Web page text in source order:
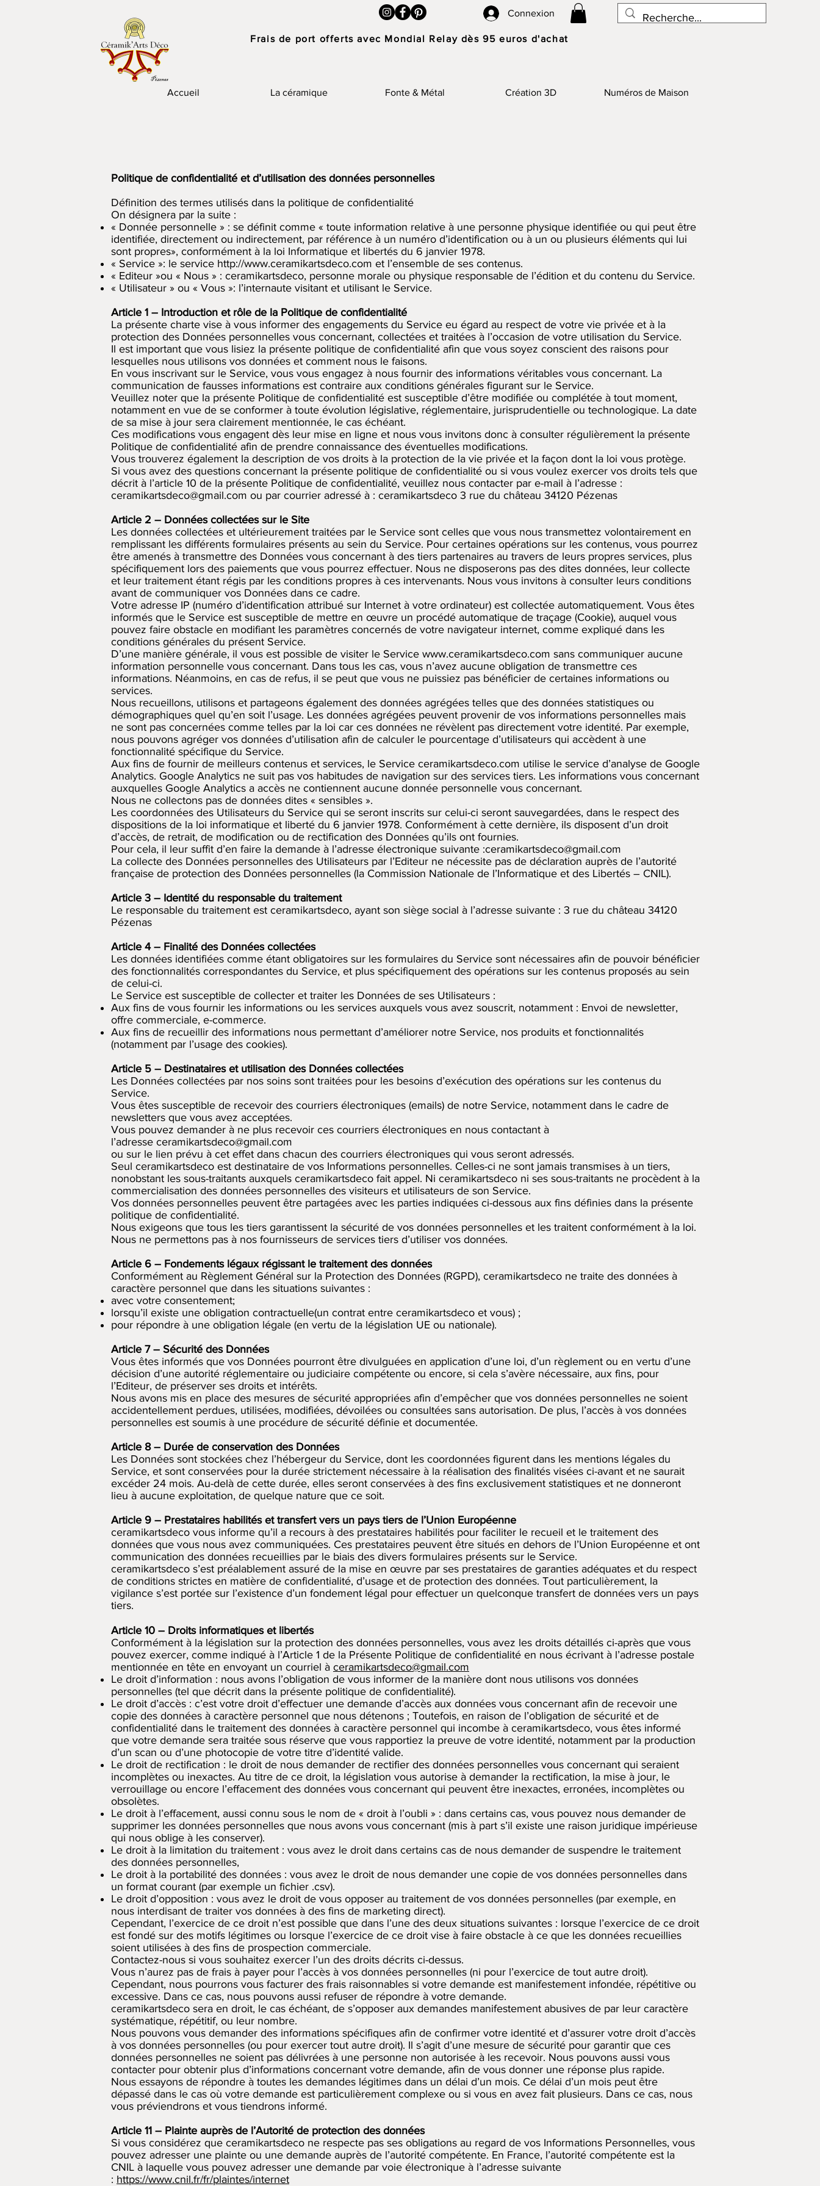
Connexion
Frais de port offerts avec Mondial Relay dès 95 euros d'achat
Accueil La céramique Fonte & Métal Création 3D Numéros de Maison
Politique de confidentialité et d’utilisation des données personnelles
Définition des termes utilisés dans la politique de confidentialité
On désignera par la suite :
« Donnée personnelle » : se définit comme « toute information relative à une personne physique identifiée ou qui peut être
identifiée, directement ou indirectement, par référence à un numéro d’identification ou à un ou plusieurs éléments qui lui
sont propres», conformément à la loi Informatique et libertés du 6 janvier 1978.
« Service »: le service http://www.ceramikartsdeco.com et l’ensemble de ses contenus.
« Editeur »ou « Nous » : ceramikartsdeco, personne morale ou physique responsable de l’édition et du contenu du Service.
« Utilisateur » ou « Vous »: l’internaute visitant et utilisant le Service.
Article 1 – Introduction et rôle de la Politique de confidentialité
La présente charte vise à vous informer des engagements du Service eu égard au respect de votre vie privée et à la
protection des Données personnelles vous concernant, collectées et traitées à l’occasion de votre utilisation du Service.
Il est important que vous lisiez la présente politique de confidentialité afin que vous soyez conscient des raisons pour
lesquelles nous utilisons vos données et comment nous le faisons.
En vous inscrivant sur le Service, vous vous engagez à nous fournir des informations véritables vous concernant. La
communication de fausses informations est contraire aux conditions générales figurant sur le Service.
Veuillez noter que la présente Politique de confidentialité est susceptible d’être modifiée ou complétée à tout moment,
notamment en vue de se conformer à toute évolution législative, réglementaire, jurisprudentielle ou technologique. La date
de sa mise à jour sera clairement mentionnée, le cas échéant.
Ces modifications vous engagent dès leur mise en ligne et nous vous invitons donc à consulter régulièrement la présente
Politique de confidentialité afin de prendre connaissance des éventuelles modifications.
Vous trouverez également la description de vos droits à la protection de la vie privée et la façon dont la loi vous protège.
Si vous avez des questions concernant la présente politique de confidentialité ou si vous voulez exercer vos droits tels que
décrit à l’article 10 de la présente Politique de confidentialité, veuillez nous contacter par e-mail à l’adresse :
ceramikartsdeco@gmail.com ou par courrier adressé à : ceramikartsdeco 3 rue du château 34120 Pézenas
Article 2 – Données collectées sur le Site
Les données collectées et ultérieurement traitées par le Service sont celles que vous nous transmettez volontairement en
remplissant les différents formulaires présents au sein du Service. Pour certaines opérations sur les contenus, vous pourrez
être amenés à transmettre des Données vous concernant à des tiers partenaires au travers de leurs propres services, plus
spécifiquement lors des paiements que vous pourrez effectuer. Nous ne disposerons pas des dites données, leur collecte
et leur traitement étant régis par les conditions propres à ces intervenants. Nous vous invitons à consulter leurs conditions
avant de communiquer vos Données dans ce cadre.
Votre adresse IP (numéro d’identification attribué sur Internet à votre ordinateur) est collectée automatiquement. Vous êtes
informés que le Service est susceptible de mettre en œuvre un procédé automatique de traçage (Cookie), auquel vous
pouvez faire obstacle en modifiant les paramètres concernés de votre navigateur internet, comme expliqué dans les
conditions générales du présent Service.
D’une manière générale, il vous est possible de visiter le Service www.ceramikartsdeco.com sans communiquer aucune
information personnelle vous concernant. Dans tous les cas, vous n’avez aucune obligation de transmettre ces
informations. Néanmoins, en cas de refus, il se peut que vous ne puissiez pas bénéficier de certaines informations ou
services.
Nous recueillons, utilisons et partageons également des données agrégées telles que des données statistiques ou
démographiques quel qu’en soit l’usage. Les données agrégées peuvent provenir de vos informations personnelles mais
ne sont pas concernées comme telles par la loi car ces données ne révèlent pas directement votre identité. Par exemple,
nous pouvons agréger vos données d’utilisation afin de calculer le pourcentage d’utilisateurs qui accèdent à une
fonctionnalité spécifique du Service.
Aux fins de fournir de meilleurs contenus et services, le Service ceramikartsdeco.com utilise le service d’analyse de Google
Analytics. Google Analytics ne suit pas vos habitudes de navigation sur des services tiers. Les informations vous concernant
auxquelles Google Analytics a accès ne contiennent aucune donnée personnelle vous concernant.
Nous ne collectons pas de données dites « sensibles ».
Les coordonnées des Utilisateurs du Service qui se seront inscrits sur celui-ci seront sauvegardées, dans le respect des
dispositions de la loi informatique et liberté du 6 janvier 1978. Conformément à cette dernière, ils disposent d’un droit
d’accès, de retrait, de modification ou de rectification des Données qu’ils ont fournies.
Pour cela, il leur suffit d’en faire la demande à l’adresse électronique suivante :ceramikartsdeco@gmail.com
La collecte des Données personnelles des Utilisateurs par l’Editeur ne nécessite pas de déclaration auprès de l’autorité
française de protection des Données personnelles (la Commission Nationale de l’Informatique et des Libertés – CNIL).
Article 3 – Identité du responsable du traitement
Le responsable du traitement est ceramikartsdeco, ayant son siège social à l’adresse suivante : 3 rue du château 34120
Pézenas
Article 4 – Finalité des Données collectées
Les données identifiées comme étant obligatoires sur les formulaires du Service sont nécessaires afin de pouvoir bénéficier
des fonctionnalités correspondantes du Service, et plus spécifiquement des opérations sur les contenus proposés au sein
de celui-ci.
Le Service est susceptible de collecter et traiter les Données de ses Utilisateurs :
Aux fins de vous fournir les informations ou les services auxquels vous avez souscrit, notamment : Envoi de newsletter,
offre commerciale, e-commerce.
Aux fins de recueillir des informations nous permettant d’améliorer notre Service, nos produits et fonctionnalités
(notamment par l’usage des cookies).
Article 5 – Destinataires et utilisation des Données collectées
Les Données collectées par nos soins sont traitées pour les besoins d’exécution des opérations sur les contenus du
Service.
Vous êtes susceptible de recevoir des courriers électroniques (emails) de notre Service, notamment dans le cadre de
newsletters que vous avez acceptées.
Vous pouvez demander à ne plus recevoir ces courriers électroniques en nous contactant à
l’adresse ceramikartsdeco@gmail.com
ou sur le lien prévu à cet effet dans chacun des courriers électroniques qui vous seront adressés.
Seul ceramikartsdeco est destinataire de vos Informations personnelles. Celles-ci ne sont jamais transmises à un tiers,
nonobstant les sous-traitants auxquels ceramikartsdeco fait appel. Ni ceramikartsdeco ni ses sous-traitants ne procèdent à la
commercialisation des données personnelles des visiteurs et utilisateurs de son Service.
Vos données personnelles peuvent être partagées avec les parties indiquées ci-dessous aux fins définies dans la présente
politique de confidentialité.
Nous exigeons que tous les tiers garantissent la sécurité de vos données personnelles et les traitent conformément à la loi.
Nous ne permettons pas à nos fournisseurs de services tiers d’utiliser vos données.
Article 6 – Fondements légaux régissant le traitement des données
Conformément au Règlement Général sur la Protection des Données (RGPD), ceramikartsdeco ne traite des données à
caractère personnel que dans les situations suivantes :
avec votre consentement;
lorsqu’il existe une obligation contractuelle(un contrat entre ceramikartsdeco et vous) ;
pour répondre à une obligation légale (en vertu de la législation UE ou nationale).
Article 7 – Sécurité des Données
Vous êtes informés que vos Données pourront être divulguées en application d’une loi, d’un règlement ou en vertu d’une
décision d’une autorité réglementaire ou judiciaire compétente ou encore, si cela s’avère nécessaire, aux fins, pour
l’Editeur, de préserver ses droits et intérêts.
Nous avons mis en place des mesures de sécurité appropriées afin d’empêcher que vos données personnelles ne soient
accidentellement perdues, utilisées, modifiées, dévoilées ou consultées sans autorisation. De plus, l’accès à vos données
personnelles est soumis à une procédure de sécurité définie et documentée.
Article 8 – Durée de conservation des Données
Les Données sont stockées chez l’hébergeur du Service, dont les coordonnées figurent dans les mentions légales du
Service, et sont conservées pour la durée strictement nécessaire à la réalisation des finalités visées ci-avant et ne saurait
excéder 24 mois. Au-delà de cette durée, elles seront conservées à des fins exclusivement statistiques et ne donneront
lieu à aucune exploitation, de quelque nature que ce soit.
Article 9 – Prestataires habilités et transfert vers un pays tiers de l’Union Européenne
ceramikartsdeco vous informe qu’il a recours à des prestataires habilités pour faciliter le recueil et le traitement des
données que vous nous avez communiquées. Ces prestataires peuvent être situés en dehors de l’Union Européenne et ont
communication des données recueillies par le biais des divers formulaires présents sur le Service.
ceramikartsdeco s’est préalablement assuré de la mise en œuvre par ses prestataires de garanties adéquates et du respect
de conditions strictes en matière de confidentialité, d’usage et de protection des données. Tout particulièrement, la
vigilance s’est portée sur l’existence d’un fondement légal pour effectuer un quelconque transfert de données vers un pays
tiers.
Article 10 – Droits informatiques et libertés
Conformément à la législation sur la protection des données personnelles, vous avez les droits détaillés ci-après que vous
pouvez exercer, comme indiqué à l’Article 1 de la Présente Politique de confidentialité en nous écrivant à l’adresse postale
mentionnée en tête en envoyant un courriel à ceramikartsdeco@gmail.com
Le droit d’information : nous avons l’obligation de vous informer de la manière dont nous utilisons vos données
personnelles (tel que décrit dans la présente politique de confidentialité).
Le droit d’accès : c’est votre droit d’effectuer une demande d’accès aux données vous concernant afin de recevoir une
copie des données à caractère personnel que nous détenons ; Toutefois, en raison de l’obligation de sécurité et de
confidentialité dans le traitement des données à caractère personnel qui incombe à ceramikartsdeco, vous êtes informé
que votre demande sera traitée sous réserve que vous rapportiez la preuve de votre identité, notamment par la production
d’un scan ou d’une photocopie de votre titre d’identité valide.
Le droit de rectification : le droit de nous demander de rectifier des données personnelles vous concernant qui seraient
incomplètes ou inexactes. Au titre de ce droit, la législation vous autorise à demander la rectification, la mise à jour, le
verrouillage ou encore l’effacement des données vous concernant qui peuvent être inexactes, erronées, incomplètes ou
obsolètes.
Le droit à l’effacement, aussi connu sous le nom de « droit à l’oubli » : dans certains cas, vous pouvez nous demander de
supprimer les données personnelles que nous avons vous concernant (mis à part s’il existe une raison juridique impérieuse
qui nous oblige à les conserver).
Le droit à la limitation du traitement : vous avez le droit dans certains cas de nous demander de suspendre le traitement
des données personnelles,
Le droit à la portabilité des données : vous avez le droit de nous demander une copie de vos données personnelles dans
un format courant (par exemple un fichier .csv).
Le droit d’opposition : vous avez le droit de vous opposer au traitement de vos données personnelles (par exemple, en
nous interdisant de traiter vos données à des fins de marketing direct).
Cependant, l’exercice de ce droit n’est possible que dans l’une des deux situations suivantes : lorsque l’exercice de ce droit
est fondé sur des motifs légitimes ou lorsque l’exercice de ce droit vise à faire obstacle à ce que les données recueillies
soient utilisées à des fins de prospection commerciale.
Contactez-nous si vous souhaitez exercer l’un des droits décrits ci-dessus.
Vous n’aurez pas de frais à payer pour l’accès à vos données personnelles (ni pour l’exercice de tout autre droit).
Cependant, nous pourrons vous facturer des frais raisonnables si votre demande est manifestement infondée, répétitive ou
excessive. Dans ce cas, nous pouvons aussi refuser de répondre à votre demande.
ceramikartsdeco sera en droit, le cas échéant, de s’opposer aux demandes manifestement abusives de par leur caractère
systématique, répétitif, ou leur nombre.
Nous pouvons vous demander des informations spécifiques afin de confirmer votre identité et d’assurer votre droit d’accès
à vos données personnelles (ou pour exercer tout autre droit). Il s’agit d’une mesure de sécurité pour garantir que ces
données personnelles ne soient pas délivrées à une personne non autorisée à les recevoir. Nous pouvons aussi vous
contacter pour obtenir plus d’informations concernant votre demande, afin de vous donner une réponse plus rapide.
Nous essayons de répondre à toutes les demandes légitimes dans un délai d’un mois. Ce délai d’un mois peut être
dépassé dans le cas où votre demande est particulièrement complexe ou si vous en avez fait plusieurs. Dans ce cas, nous
vous préviendrons et vous tiendrons informé.
Article 11 – Plainte auprès de l’Autorité de protection des données
Si vous considérez que ceramikartsdeco ne respecte pas ses obligations au regard de vos Informations Personnelles, vous
pouvez adresser une plainte ou une demande auprès de l’autorité compétente. En France, l’autorité compétente est la
CNIL à laquelle vous pouvez adresser une demande par voie électronique à l’adresse suivante
: https://www.cnil.fr/fr/plaintes/internet